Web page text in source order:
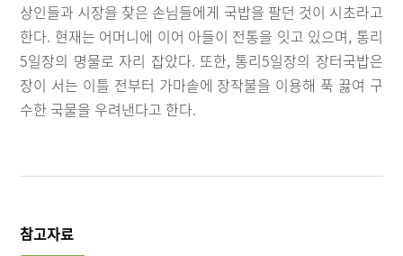
상인들과 시장을 찾은 손님들에게 국밥을 팔던 것이 시초라고
한다. 현재는 어머니에 이어 아들이 전통을 잇고 있으며, 통리
5일장의 명물로 자리 잡았다. 또한, 통리5일장의 장터국밥은
장이 서는 이틀 전부터 가마솥에 장작불을 이용해 푹 끓여 구
수한 국물을 우려낸다고 한다.
참고자료